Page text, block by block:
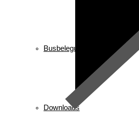
Busbelegung
Downloads